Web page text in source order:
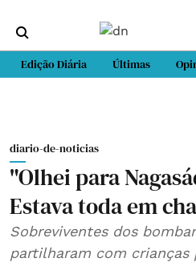
Edição Diária Últimas
diario-de-noticias
"Olhei para
Estava toda em
Sobreviventes dos
partilharam com crianças